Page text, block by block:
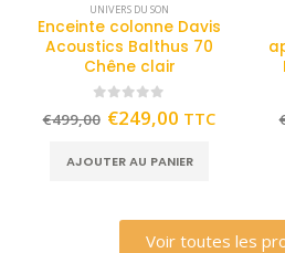
UNIVERS DU SON
Enceinte colonne Davis
Acoustics Balthus 70
Chêne clair
out of 5
€499,00 €249,00 TTC
AJOUTER AU PANIER
Voir toutes les